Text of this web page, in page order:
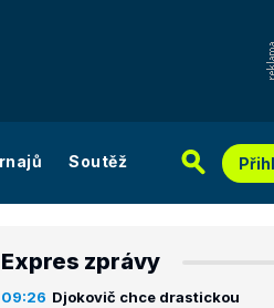
Soutěž
Expres zprávy
09:26 Djokovič chce drastickou